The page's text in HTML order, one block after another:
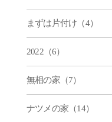
まずは片付け（4）
2022（6）
無相の家（7）
ナツメの家（14）